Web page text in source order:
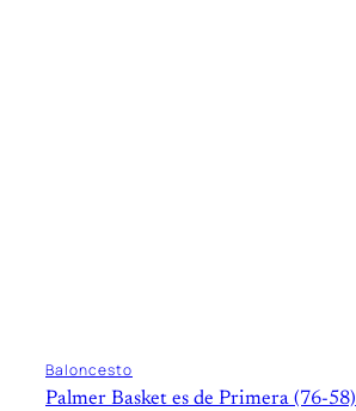
Baloncesto
Palmer Basket es de Primera (76-58)